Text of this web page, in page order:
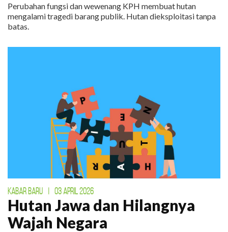
Perubahan fungsi dan wewenang KPH membuat hutan
mengalami tragedi barang publik. Hutan dieksploitasi tanpa
batas.
KABAR BARU | 03 APRIL 2026
Hutan Jawa dan Hilangnya
Wajah Negara